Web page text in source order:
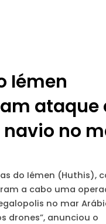
Iémen
ataque
navio no
do Iémen (Huthis),
a cabo uma
no mar
drones”, anunciou o